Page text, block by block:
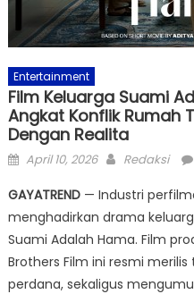
Entertainment
Film Keluarga Suami
Angkat Konflik Rumah
Dengan Realita
Posted
April 10, 2026 Author
Redaksi
GAYATREND— Industri
menghadirkan drama
Suami Adalah Hama. Film
Brothers Film ini resmi
perdana, sekaligus